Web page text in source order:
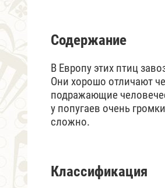
Содержание
В Европу этих птиц
Они хорошо отличают
подражающие
у попугаев очень
сложно.
Классификация